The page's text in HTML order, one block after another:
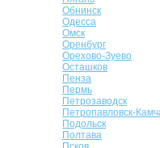
Обнинск
Одесса
Омск
Оренбург
Орехово-Зуево
Осташков
Пенза
Пермь
Петрозаводск
Петропавловск-
Подольск
Полтава